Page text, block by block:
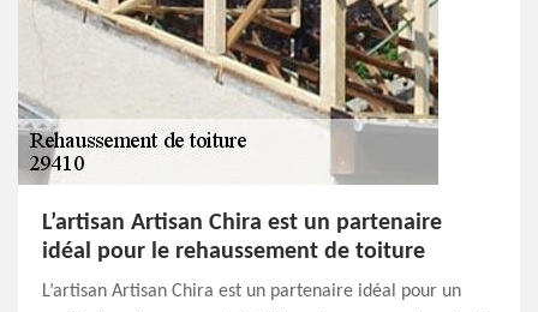
L’artisan Artisan Chira est un partenaire
idéal pour le rehaussement de toiture
L’artisan Artisan Chira est un partenaire idéal pour un